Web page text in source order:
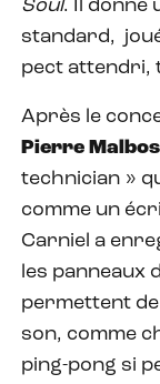
Soul. Il donne
standard,
pect attendri,
Après le
Pierre Malbos
technician »
comme un
Carniel a
les panneaux
permettent
son, comme
ping-pong si